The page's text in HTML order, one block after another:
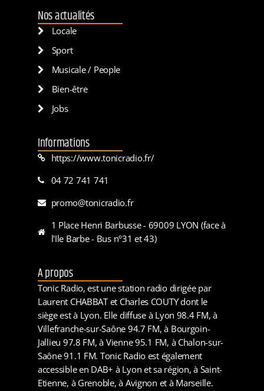
Nos actualités
Locale
Sport
Musicale / People
Bien-être
Jobs
Informations
https://www.tonicradio.fr/
04 72 741 741
promo@tonicradio.fr
1 Place Henri Barbusse - 69009 LYON (face à
l'Ile Barbe - Bus n°31 et 43)
A propos
Tonic Radio, est une station radio dirigée par
Laurent CHABBAT et Charles COUTY dont le
siège est à Lyon. Elle diffuse à Lyon 98.4 FM, à
Villefranche-sur-Saône 94.7 FM, à Bourgoin-
Jallieu 97.8 FM, à Vienne 95.1 FM, à Chalon-sur-
Saône 91.1 FM. Tonic Radio est également
accessible en DAB+ à Lyon et sa région, à Saint-
Etienne, à Grenoble, à Avignon et à Marseille.